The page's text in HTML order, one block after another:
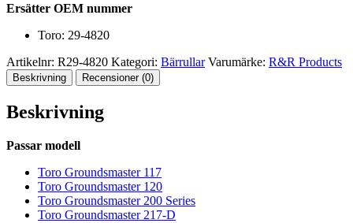
Ersätter OEM nummer
Toro: 29-4820
Artikelnr: R29-4820 Kategori: Bärrullar Varumärke: R&R Products
Beskrivning Recensioner (0)
Beskrivning
Passar modell
Toro Groundsmaster 117
Toro Groundsmaster 120
Toro Groundsmaster 200 Series
Toro Groundsmaster 217-D